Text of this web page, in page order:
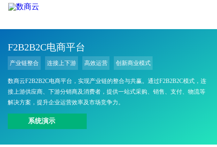
F2B2B2C电商平台
产业链整合 连接上下游 高效运营 创新商业模式
数商云F2B2B2C电商平台，实现产业链的整合与共赢。通过F2B2B2C模式，连
接上游供应商、下游分销商及消费者，提供一站式采购、销售、支付、物流等
解决方案，提升企业运营效率及市场竞争力。
系统演示